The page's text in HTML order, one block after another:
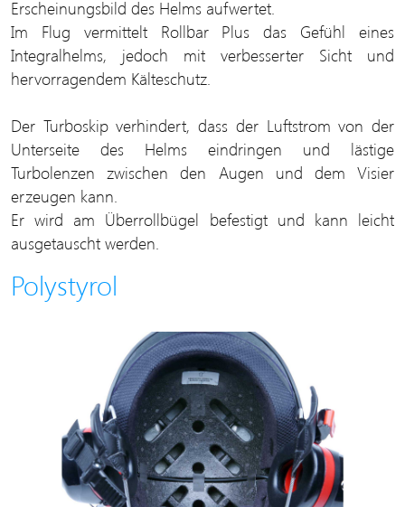
Erscheinungsbild des Helms aufwertet.
Im Flug vermittelt Rollbar Plus das Gefühl eines
Integralhelms, jedoch mit verbesserter Sicht und
hervorragendem Kälteschutz.
Der Turboskip verhindert, dass der Luftstrom von der
Unterseite des Helms eindringen und lästige
Turbolenzen zwischen den Augen und dem Visier
erzeugen kann.
Er wird am Überrollbügel befestigt und kann leicht
ausgetauscht werden.
Polystyrol